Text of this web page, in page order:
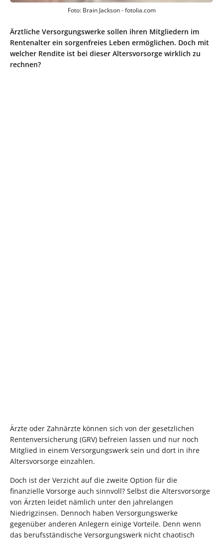
Foto: Brain Jackson - fotolia.com
Ärztliche Versorgungswerke sollen ihren Mitgliedern im
Rentenalter ein sorgenfreies Leben ermöglichen. Doch mit
welcher Rendite ist bei dieser Altersvorsorge wirklich zu
rechnen?
Ärzte oder Zahnärzte können sich von der gesetzlichen
Rentenversicherung (GRV) befreien lassen und nur noch
Mitglied in einem Versorgungswerk sein und dort in ihre
Altersvorsorge einzahlen.
Doch ist der Verzicht auf die zweite Option für die
finanzielle Vorsorge auch sinnvoll? Selbst die Altersvorsorge
von Ärzten leidet nämlich unter den jahrelangen
Niedrigzinsen. Dennoch haben Versorgungswerke
gegenüber anderen Anlegern einige Vorteile. Denn wenn
das berufsständische Versorgungswerk nicht chaotisch